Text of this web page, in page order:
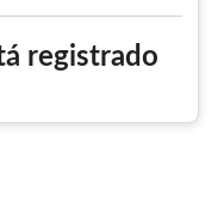
registrado